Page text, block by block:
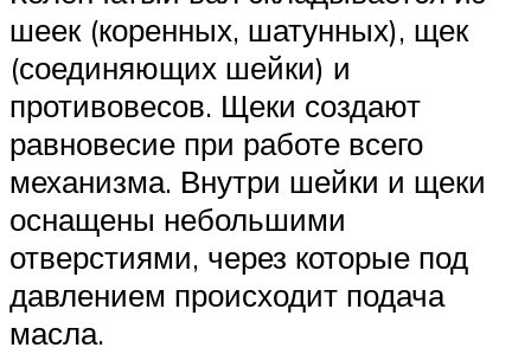
шеек (коренных, шатунных), щек
(соединяющих шейки) и
противовесов. Щеки создают
равновесие при работе всего
механизма. Внутри шейки и щеки
оснащены небольшими
отверстиями, через которые под
давлением происходит подача
масла.